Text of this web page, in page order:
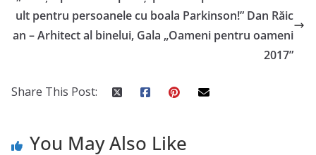
ult pentru persoanele cu boala Parkinson!” Dan Răic
an – Arhitect al binelui, Gala „Oameni pentru oameni
2017”
Share This Post:
You May Also Like